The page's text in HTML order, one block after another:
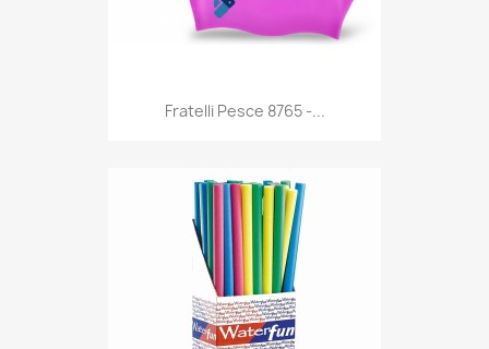
Anteprima
Fratelli Pesce 8765 -...